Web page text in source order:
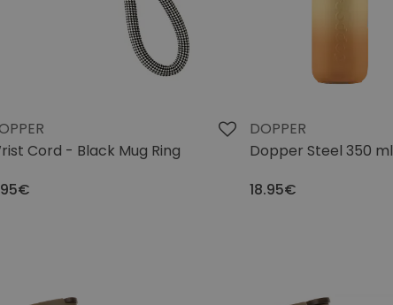
Cord - Black Mug Ring
DOPPER
Dopper Steel 350 ml
18.95€